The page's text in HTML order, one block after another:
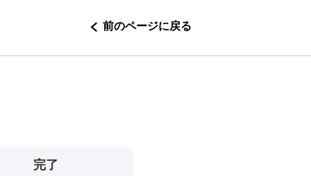
前のページに戻る
完了